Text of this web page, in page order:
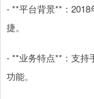
- **平台背景**：
捷。
- **业务特点**：支持
功能。